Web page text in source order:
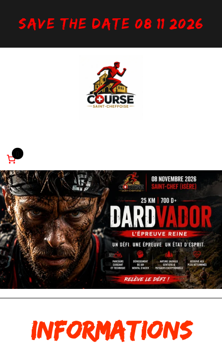
contenuSave the date 08/11/2026
Informations